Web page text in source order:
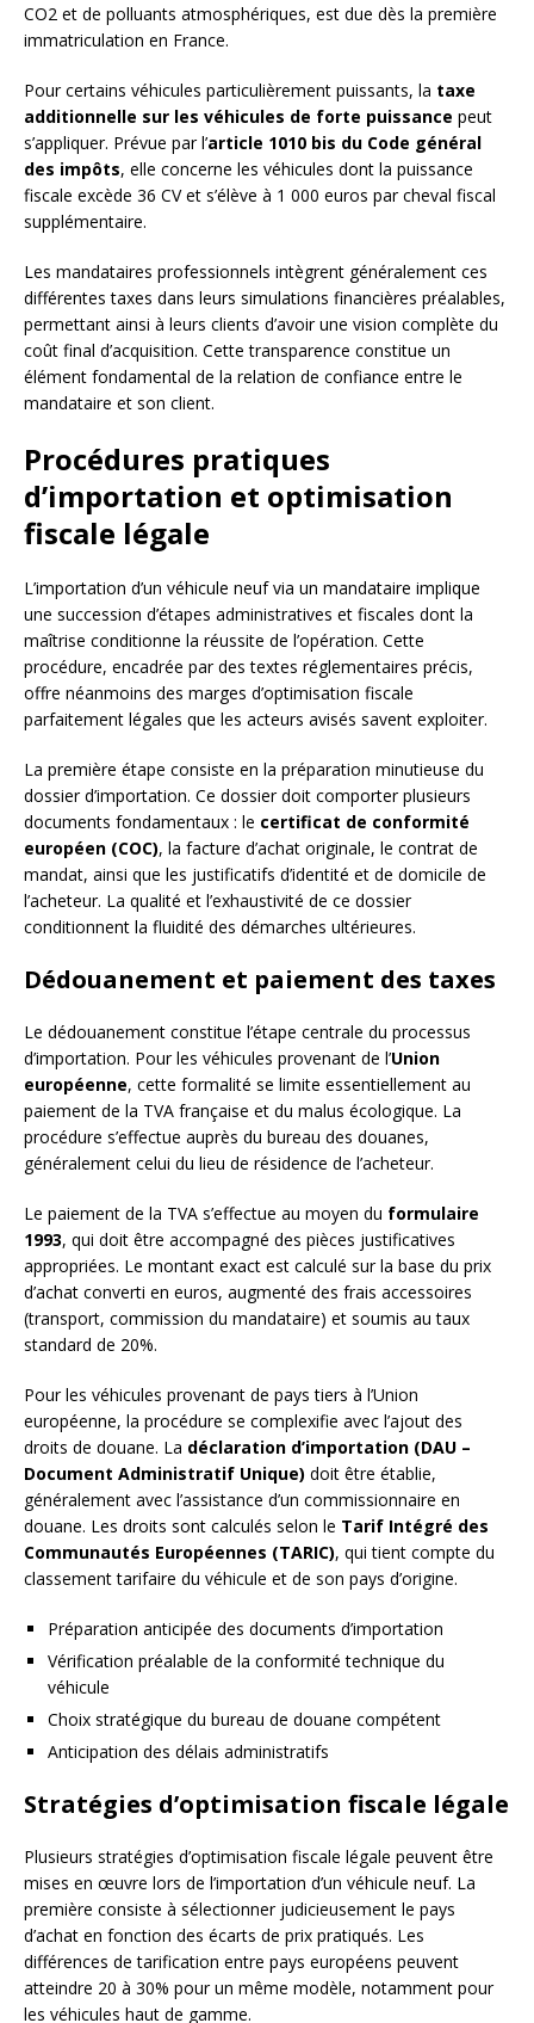
CO2 et de polluants atmosphériques, est due dès la première
immatriculation en France.
Pour certains véhicules particulièrement puissants, la taxe
additionnelle sur les véhicules de forte puissance peut
s’appliquer. Prévue par l’article 1010 bis du Code général
des impôts, elle concerne les véhicules dont la puissance
fiscale excède 36 CV et s’élève à 1 000 euros par cheval fiscal
supplémentaire.
Les mandataires professionnels intègrent généralement ces
différentes taxes dans leurs simulations financières préalables,
permettant ainsi à leurs clients d’avoir une vision complète du
coût final d’acquisition. Cette transparence constitue un
élément fondamental de la relation de confiance entre le
mandataire et son client.
Procédures pratiques
d’importation et optimisation
fiscale légale
L’importation d’un véhicule neuf via un mandataire implique
une succession d’étapes administratives et fiscales dont la
maîtrise conditionne la réussite de l’opération. Cette
procédure, encadrée par des textes réglementaires précis,
offre néanmoins des marges d’optimisation fiscale
parfaitement légales que les acteurs avisés savent exploiter.
La première étape consiste en la préparation minutieuse du
dossier d’importation. Ce dossier doit comporter plusieurs
documents fondamentaux : le certificat de conformité
européen (COC), la facture d’achat originale, le contrat de
mandat, ainsi que les justificatifs d’identité et de domicile de
l’acheteur. La qualité et l’exhaustivité de ce dossier
conditionnent la fluidité des démarches ultérieures.
Dédouanement et paiement des taxes
Le dédouanement constitue l’étape centrale du processus
d’importation. Pour les véhicules provenant de l’Union
européenne, cette formalité se limite essentiellement au
paiement de la TVA française et du malus écologique. La
procédure s’effectue auprès du bureau des douanes,
généralement celui du lieu de résidence de l’acheteur.
Le paiement de la TVA s’effectue au moyen du formulaire
1993, qui doit être accompagné des pièces justificatives
appropriées. Le montant exact est calculé sur la base du prix
d’achat converti en euros, augmenté des frais accessoires
(transport, commission du mandataire) et soumis au taux
standard de 20%.
Pour les véhicules provenant de pays tiers à l’Union
européenne, la procédure se complexifie avec l’ajout des
droits de douane. La déclaration d’importation (DAU –
Document Administratif Unique) doit être établie,
généralement avec l’assistance d’un commissionnaire en
douane. Les droits sont calculés selon le Tarif Intégré des
Communautés Européennes (TARIC), qui tient compte du
classement tarifaire du véhicule et de son pays d’origine.
Préparation anticipée des documents d’importation
Vérification préalable de la conformité technique du
véhicule
Choix stratégique du bureau de douane compétent
Anticipation des délais administratifs
Stratégies d’optimisation fiscale légale
Plusieurs stratégies d’optimisation fiscale légale peuvent être
mises en œuvre lors de l’importation d’un véhicule neuf. La
première consiste à sélectionner judicieusement le pays
d’achat en fonction des écarts de prix pratiqués. Les
différences de tarification entre pays européens peuvent
atteindre 20 à 30% pour un même modèle, notamment pour
les véhicules haut de gamme.